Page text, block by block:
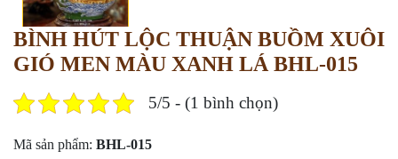
BÌNH HÚT LỘC THUẬN BUỒM XUÔI
GIÓ MEN MÀU XANH LÁ BHL-015
5/5 - (1 bình chọn)
Mã sản phẩm: BHL-015